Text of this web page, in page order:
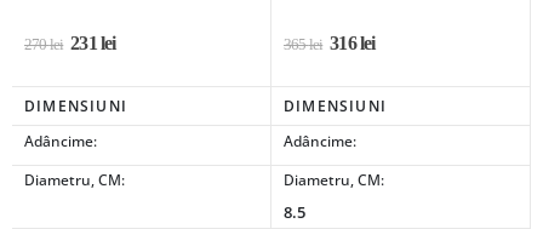
270lei 231lei 365lei 316lei
DIMENSIUNI
DIMENSIUNI
Adâncime:
Adâncime:
Diametru, CM:
Diametru, CM:
8.5